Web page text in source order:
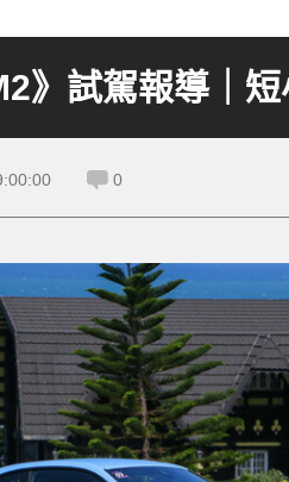
》試駕報導｜
0